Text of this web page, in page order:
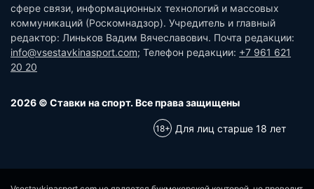
сфере связи, информационных технологий и массовых
коммуникаций (Роскомнадзор). Учредитель и главный
редактор: Линьков Вадим Вячеславович. Почта редакции:
info@vsestavkinasport.com; Телефон редакции: +7 961 621
20 20
2026 © Ставки на спорт. Все права защищены
Для лиц старше 18 лет